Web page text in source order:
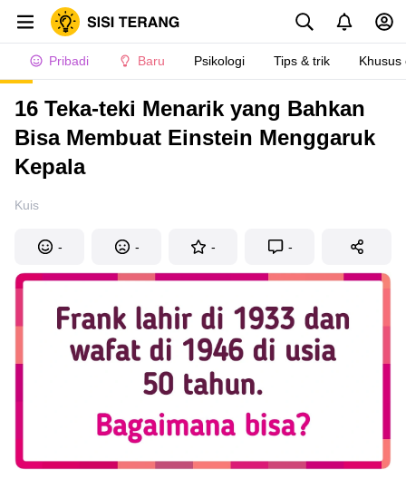
Pribadi Baru Psikologi Tips & trik Khusus
16 Teka-teki Menarik yang Bahkan
Bisa Membuat Einstein Menggaruk
Kepala
Kuis
- - - -